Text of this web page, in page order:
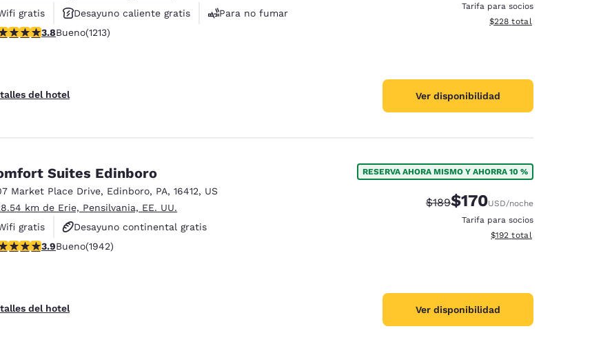
gratis
Desayuno caliente gratis
Para no fumar
de 3.8 estrellas. Bueno. 1213 reseñas
3.8Bueno(1213)
del hotel
Tarifa para socios
Ver detalles totales
$228 total
Ver disponibilidad
Suites Edinboro
Market Place Drive, Edinboro, PA, 16412, US
km de Erie, Pensilvania, EE. UU.
gratis
Desayuno continental gratis
Desayuno caliente gratis
de 3.87 estrellas. Bueno. 1942 reseñas
3.9Bueno(1942)
del hotel
RESERVA AHORA MISMO Y AHORRA 10 %
Tarifa tachada:
$189Tarifa reducida:
$170USD/noche
Tarifa para socios
Ver detalles totales
$192 total
Ver disponibilidad